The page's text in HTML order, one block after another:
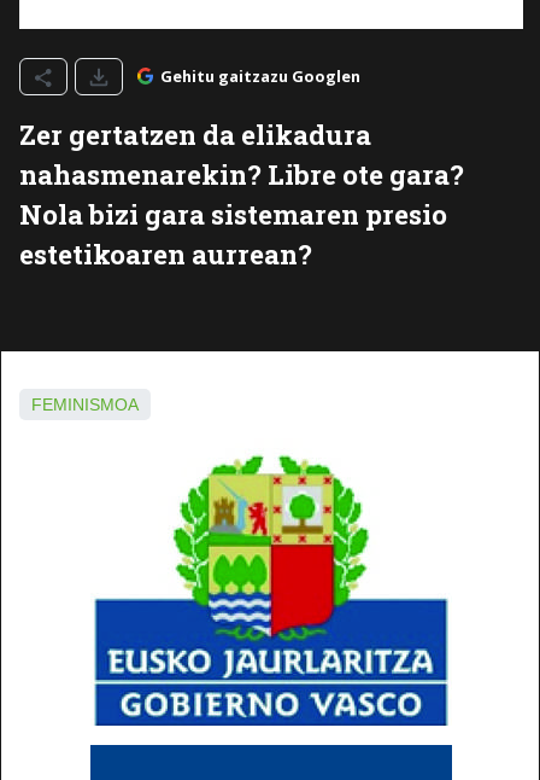
Gehitu gaitzazu Googlen
Zer gertatzen da elikadura
nahasmenarekin? Libre ote gara?
Nola bizi gara sistemaren presio
estetikoaren aurrean?
FEMINISMOA